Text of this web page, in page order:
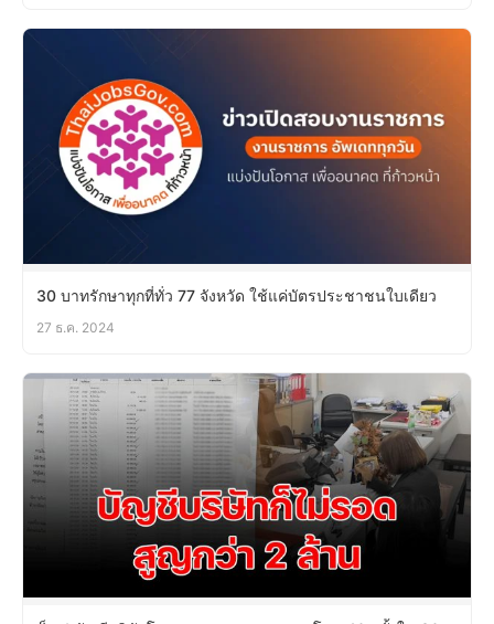
30 บาทรักษาทุกที่ทั่ว 77 จังหวัด ใช้แค่บัตรประชาชนใบเดียว
27 ธ.ค. 2024